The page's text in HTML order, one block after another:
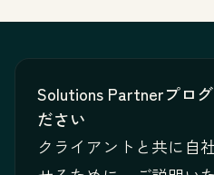
Solutions Partnerプロ
ださい
クライアントと共に自